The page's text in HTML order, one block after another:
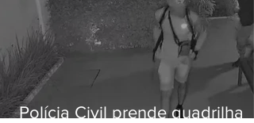
Polícia Civil prende quadrilha